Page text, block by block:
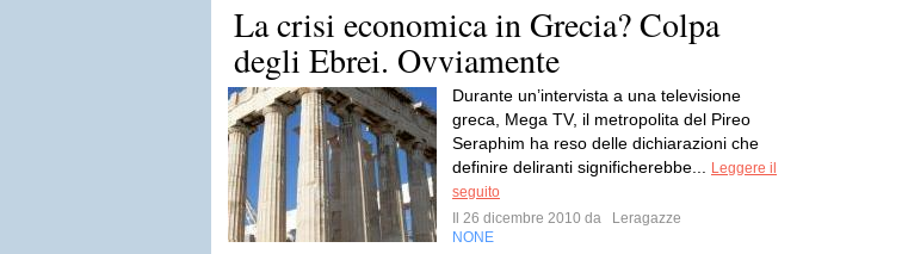
La crisi economica in Grecia? Colpa
degli Ebrei. Ovviamente
Durante un’intervista a una televisione
greca, Mega TV, il metropolita del Pireo
Seraphim ha reso delle dichiarazioni che
definire deliranti significherebbe...
Leggere il
seguito
Il 26 dicembre 2010 da
Leragazze
NONE